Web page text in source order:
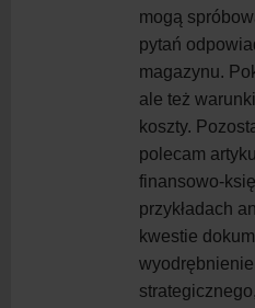
mogą
pytań
magazynu.
ale też
koszty.
polecam
finansowo-
przykładach
kwestie